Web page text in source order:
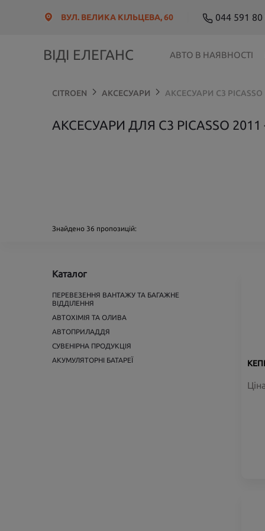
ВУЛ. ВЕЛИКА КІЛЬЦЕВА, 60 044 591 80
ВІДІ ЕЛЕГАНС АВТО В НАЯВНОСТІ
CITROEN АКСЕСУАРИ АКСЕСУАРИ C3 PICASSO
АКСЕСУАРИ ДЛЯ C3 PICASSO 2011
Знайдено 36 пропозицій:
Каталог
ПЕРЕВЕЗЕННЯ ВАНТАЖУ ТА БАГАЖНЕ
ВІДДІЛЕННЯ
АВТОХІМІЯ ТА ОЛИВА
АВТОПРИЛАДДЯ
СУВЕНІРНА ПРОДУКЦІЯ
АКУМУЛЯТОРНІ БАТАРЕЇ